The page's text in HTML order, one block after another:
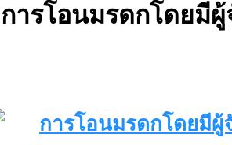
การโอนมรดกโดยมี